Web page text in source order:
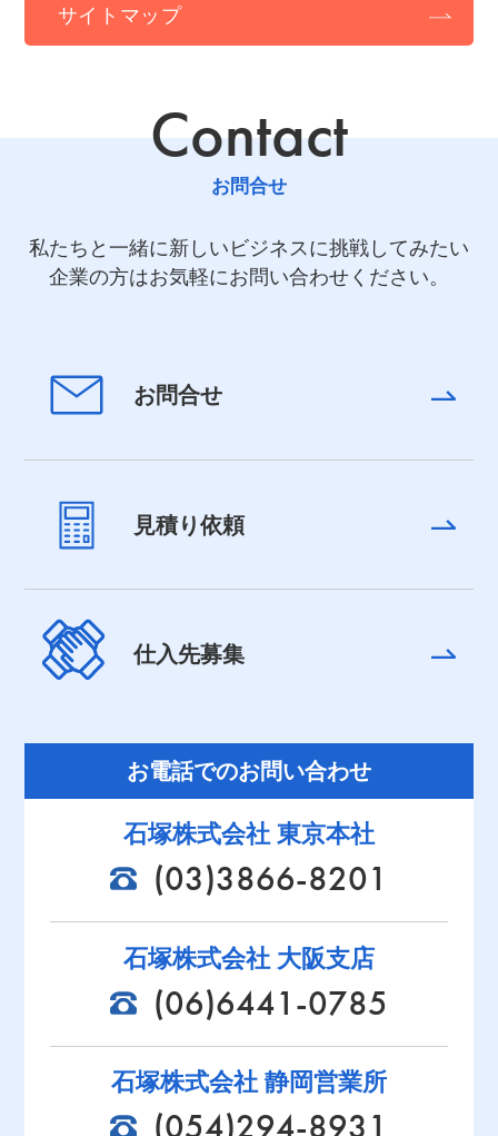
サイトマップ
Contact
お問合せ
私たちと一緒に新しいビジネスに挑戦してみたい
企業の方はお気軽にお問い合わせください。
お問合せ
見積り依頼
仕入先募集
お電話でのお問い合わせ
石塚株式会社 東京本社
(03)3866-8201
石塚株式会社 大阪支店
(06)6441-0785
石塚株式会社 静岡営業所
(054)294-8931